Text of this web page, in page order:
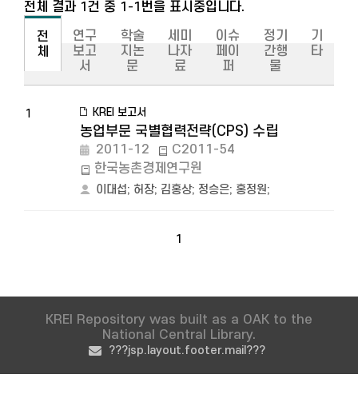
전체 결과 1건 중 1-1번을 표시중입니다.
전
체
연구
보고
서
학술
지논
문
세미
나자
료
이슈
페이
퍼
정기
간행
물
기
타
1 KREI 보고서
농업부문 국별협력전략(CPS) 수립
2011-12
C2011-54
한국농촌경제연구원
이대섭; 허장; 김홍상; 정승은; 홍정원;
1
KREI Repository was built as a OAK to the
National Central Library.
???jsp.layout.footer.mail???